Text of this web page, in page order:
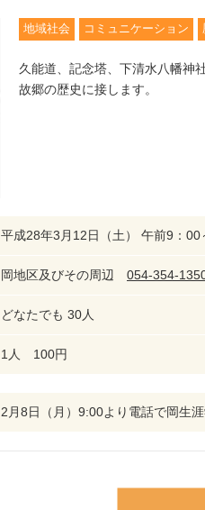
地域社会 コミュニケーション
久能道、記念塔、下清水八幡神
故郷の歴史に接します。
平成28年3月12日（土） 午前9：00
岡地区及びその周辺 054-354-
どなたでも 30人
1人 100円
2月8日（月）9:00より電話で岡生